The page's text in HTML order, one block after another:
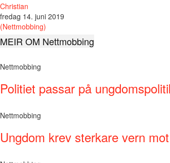
Christian
fredag 14. juni 2019
(Nettmobbing)
MEIR OM Nettmobbing
Nettmobbing
Politiet passar på
Nettmobbing
Ungdom krev sterkare vern